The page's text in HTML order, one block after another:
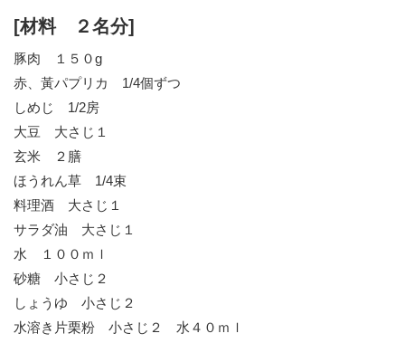
[材料 ２名分]
豚肉 １５０g
赤、黃パプリカ 1/4個ずつ
しめじ 1/2房
大豆 大さじ１
玄米 ２膳
ほうれん草 1/4束
料理酒 大さじ１
サラダ油 大さじ１
水 １００ｍｌ
砂糖 小さじ２
しょうゆ 小さじ２
水溶き片栗粉 小さじ２ 水４０ｍｌ